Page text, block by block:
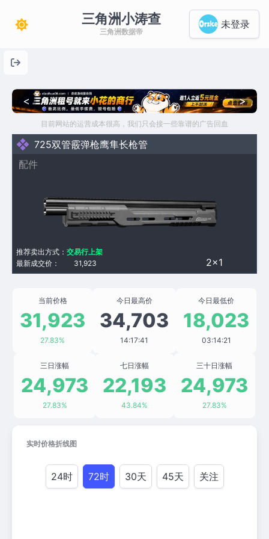
三角洲小涛查
三角洲数据帝
未登录
< >
目前网站的运营成本很高，我们只会接一些靠谱的广告回血
725双管霰弹枪鹰隼长枪管
配件
2×1
最新成交价： 31,923
推荐卖出方式： 交易行上架
当前价格
31,923
27.83%
今日最高价
34,703
14:17:41
今日最低价
18,023
03:14:21
三日涨幅
24,973
27.83%
七日涨幅
22,193
43.84%
三十日涨幅
24,973
27.83%
实时价格折线图
24时 72时 30天 45天 关注